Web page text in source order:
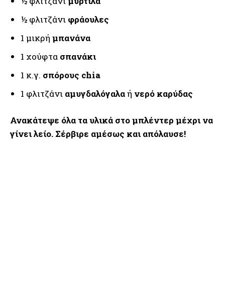
½ φλιτζάνι φράουλες
1 μικρή μπανάνα
1 χούφτα σπανάκι
1 κ.γ. σπόρους chia
1 φλιτζάνι αμυγδαλόγαλαή νερό καρύδας
Ανακάτεψε όλα τα υλικά στο μπλέντερ μέχρι να
γίνει λείο. Σέρβιρε αμέσως και απόλαυσε!